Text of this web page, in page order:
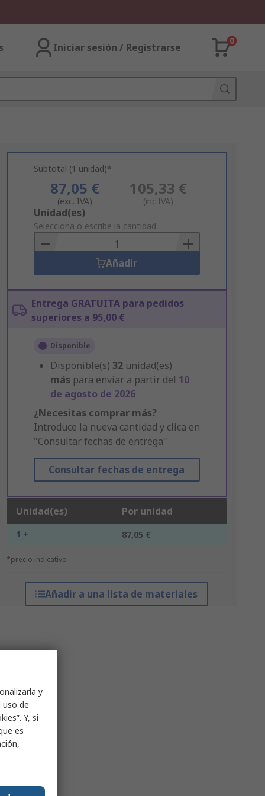
Iniciar sesión / Registrarse
0
Subtotal (1 unidad)*
87,05 €
(exc. IVA)
105,33 €
(inc.IVA)
Add
to
Basket
Unidad(es)
Selecciona o escribe la cantidad
Añadir
Entrega GRATUITA para pedidos
superiores a 95,00 €
Disponible
Disponible(s) 32 unidad(es)
más para enviar a partir del 10
de agosto de 2026
¿Necesitas comprar más?
Introduce la nueva cantidad y clica en
"Consultar fechas de entrega"
Consultar fechas de entrega
Unidad(es) Por unidad
1 + 87,05 €
*precio indicativo
Añadir a una lista de materiales
y
uso de
Y, si
es